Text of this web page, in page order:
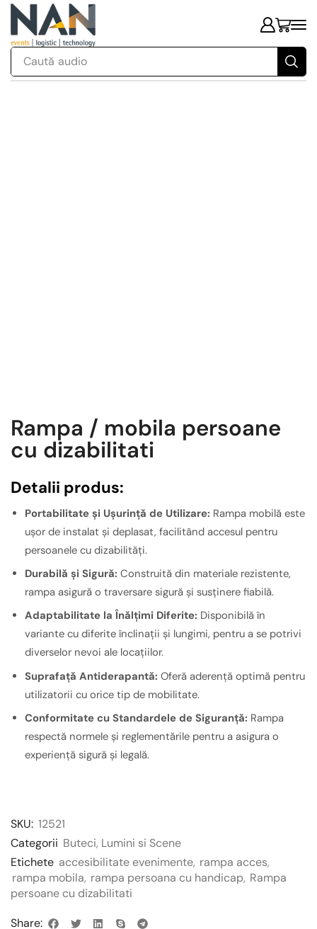
Caută audio
Rampa / mobila persoane
cu dizabilitati
Detalii produs:
Portabilitate și Ușurință de Utilizare: Rampa mobilă este
ușor de instalat și deplasat, facilitând accesul pentru
persoanele cu dizabilități.
Durabilă și Sigură: Construită din materiale rezistente,
rampa asigură o traversare sigură și susținere fiabilă.
Adaptabilitate la Înălțimi Diferite: Disponibilă în
variante cu diferite înclinații și lungimi, pentru a se potrivi
diverselor nevoi ale locațiilor.
Suprafață Antiderapantă: Oferă aderență optimă pentru
utilizatorii cu orice tip de mobilitate.
Conformitate cu Standardele de Siguranță: Rampa
respectă normele și reglementările pentru a asigura o
experiență sigură și legală.
SKU: 12521
Categorii Buteci, Lumini si Scene
Etichete accesibilitate evenimente, rampa acces,
rampa mobila, rampa persoana cu handicap, Rampa
persoane cu dizabilitati
Share: